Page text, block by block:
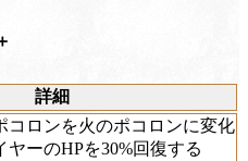
詳細
コロンを火のポコロンに変化
ヤーのHPを30%回復する